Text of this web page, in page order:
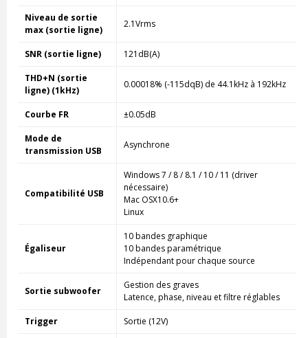
Niveau de sortie
max (sortie ligne)
2.1Vrms
SNR (sortie ligne) 121dB(A)
THD+N (sortie
ligne) (1kHz)
0.00018% (-115dqB) de 44.1kHz à 192kHz
Courbe FR ±0.05dB
Mode de
transmission USB
Asynchrone
Compatibilité USB
Windows 7 / 8 / 8.1 / 10 / 11 (driver
nécessaire)
Mac OSX10.6+
Linux
Égaliseur
10 bandes graphique
10 bandes paramétrique
Indépendant pour chaque source
Sortie subwoofer
Gestion des graves
Latence, phase, niveau et filtre réglables
Trigger Sortie (12V)